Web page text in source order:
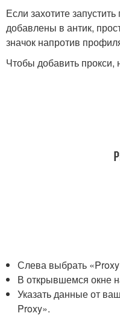
Если захотите
добавлены в антик,
значок напротив
Чтобы добавить прокси,
Слева выбрать
В открывшемся окне
Указать данные от
Proxy».